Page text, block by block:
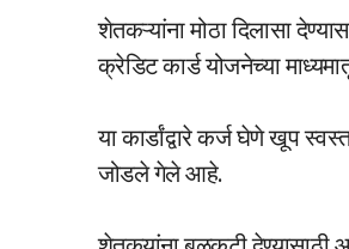
शेतकऱ्यांना मोठा दिलासा
क्रेडिट कार्ड योजनेच्या
या कार्डांद्वारे कर्ज घेणे खूप
जोडले गेले आहे.